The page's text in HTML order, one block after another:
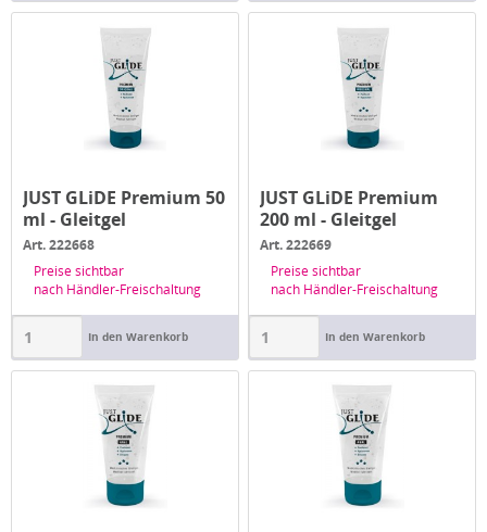
JUST GLiDE Premium 50
ml - Gleitgel
Art. 222668
Preise sichtbar
nach Händler-Freischaltung
In den Warenkorb
JUST GLiDE Premium
200 ml - Gleitgel
Art. 222669
Preise sichtbar
nach Händler-Freischaltung
In den Warenkorb